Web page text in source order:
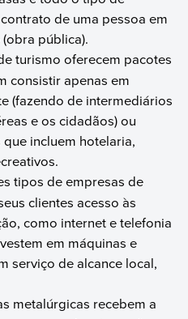
de uma pessoa em
pública).
turismo oferecem pacotes
consistir apenas em
(fazendo de intermediários
e os cidadãos) ou
incluem hotelaria,
tipos de empresas de
clientes acesso às
como internet e telefonia
em máquinas e
serviço de alcance local,
metalúrgicas recebem a